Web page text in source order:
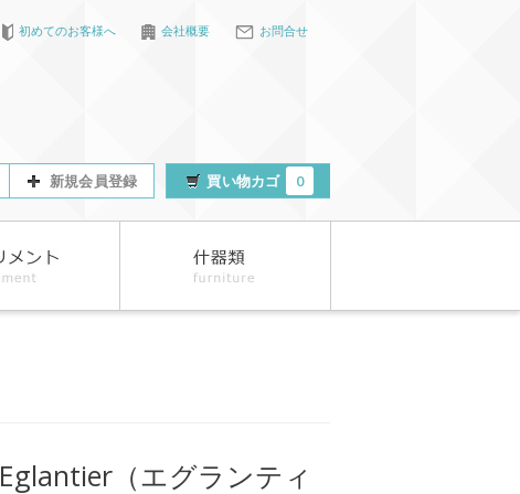
初めてのお客様へ 会社概要 お問合せ
新規会員登録 買い物カゴ 0
Eglantier（エグランティ